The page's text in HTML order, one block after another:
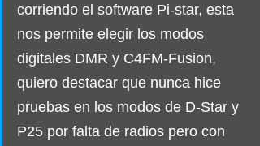
corriendo el software Pi-star, esta
nos permite elegir los modos
digitales DMR y C4FM-Fusion,
quiero destacar que nunca hice
pruebas en los modos de D-Star y
P25 por falta de radios pero con